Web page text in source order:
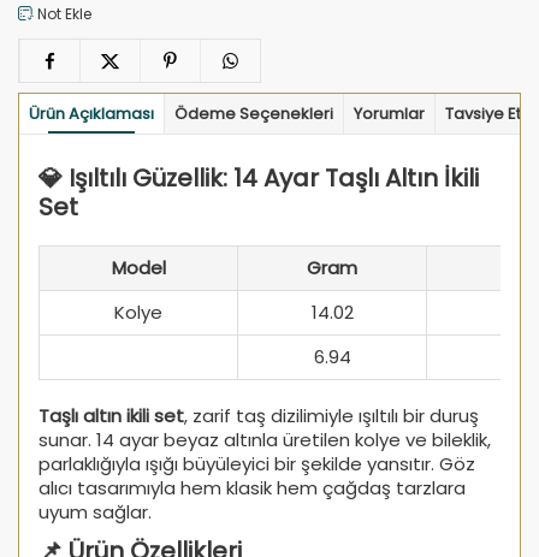
Not Ekle
Ürün Açıklaması Ödeme Seçenekleri Yorumlar Tavsiye Et
💎 Işıltılı Güzellik: 14 Ayar Taşlı Altın İkili
Set
Model
Gram
Kolye
14.02
6.94
Taşlı altın ikili set, zarif taş dizilimiyle ışıltılı bir duruş
sunar. 14 ayar beyaz altınla üretilen kolye ve bileklik,
parlaklığıyla ışığı büyüleyici bir şekilde yansıtır. Göz
alıcı tasarımıyla hem klasik hem çağdaş tarzlara
uyum sağlar.